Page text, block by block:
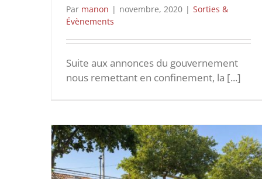
Par manon | novembre, 2020 | Sorties &
Évènements
Suite aux annonces du gouvernement
nous remettant en confinement, la [...]